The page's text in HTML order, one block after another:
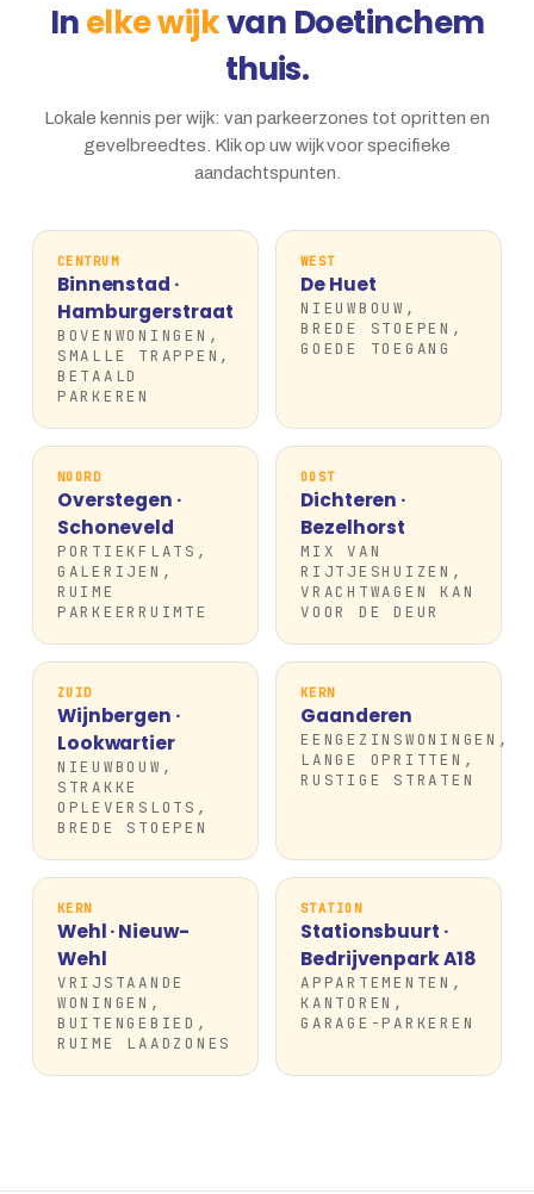
Inelke wijkvan Doetinchem
thuis.
Lokale kennis per wijk: van parkeerzones tot opritten en
gevelbreedtes. Klik op uw wijk voor specifieke
aandachtspunten.
CENTRUM
Binnenstad ·
Hamburgerstraat
BOVENWONINGEN,
SMALLE TRAPPEN,
BETAALD
PARKEREN
WEST
De Huet
NIEUWBOUW,
BREDE STOEPEN,
GOEDE TOEGANG
NOORD
Overstegen ·
Schoneveld
PORTIEKFLATS,
GALERIJEN,
RUIME
PARKEERRUIMTE
OOST
Dichteren ·
Bezelhorst
MIX VAN
RIJTJESHUIZEN,
VRACHTWAGEN KAN
VOOR DE DEUR
ZUID
Wijnbergen ·
Lookwartier
NIEUWBOUW,
STRAKKE
OPLEVERSLOTS,
BREDE STOEPEN
KERN
Gaanderen
EENGEZINSWONINGEN,
LANGE OPRITTEN,
RUSTIGE STRATEN
KERN
Wehl · Nieuw-
Wehl
VRIJSTAANDE
WONINGEN,
BUITENGEBIED,
RUIME LAADZONES
STATION
Stationsbuurt ·
Bedrijvenpark A18
APPARTEMENTEN,
KANTOREN,
GARAGE-PARKEREN